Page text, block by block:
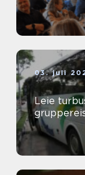
03. juli
Leie